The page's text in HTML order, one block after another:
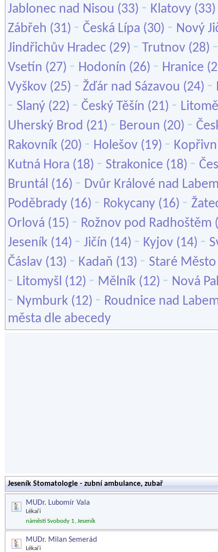
Jablonec nad Nisou (33) - Klatovy (33)
Zábřeh (31) - Česká Lípa (30) - Nový
Jindřichův Hradec (29) - Trutnov (28)
Vsetín (27) - Hodonín (26) - Hranice
Vyškov (25) - Žďár nad Sázavou (24) -
- Slaný (22) - Český Těšín (21) -
Uherský Brod (21) - Beroun (20) -
Rakovník (20) - Holešov (19) -
Kutná Hora (18) - Strakonice (18) -
Bruntál (16) - Dvůr Králové nad
Poděbrady (16) - Rokycany (16) -
Orlová (15) - Rožnov pod Radhoštěm
Jeseník (14) - Jičín (14) - Kyjov (14) -
Čáslav (13) - Kadaň (13) - Staré Město
- Litomyšl (12) - Mělník (12) - Nová
- Nymburk (12) - Roudnice nad
města dle abecedy
Jeseník Stomatologie - zubní ambulance, zubař
MUDr. Lubomír Vala
Lékaři
náměstí Svobody 1, Jeseník
MUDr. Milan Semerád
Lékaři